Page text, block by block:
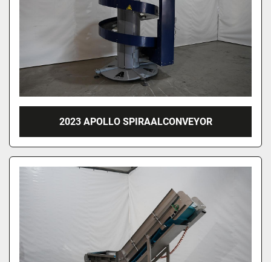
2023 APOLLO SPIRAALCONVEYOR